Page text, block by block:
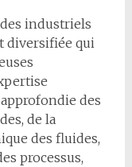
industriels
diversifiée qui
des
de la
des fluides,
processus,